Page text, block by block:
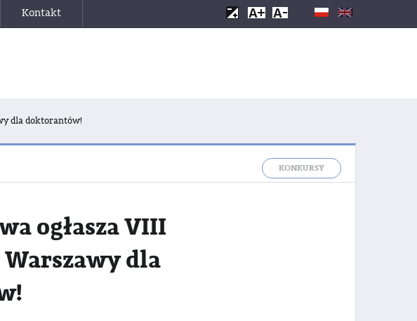
Kontakt
dla doktorantów!
KONKURSY
ogłasza VIII
dla